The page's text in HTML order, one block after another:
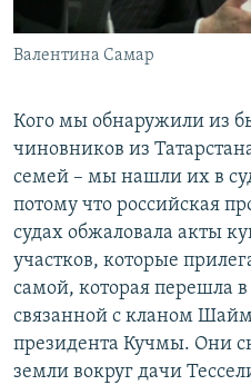
Валентина Самар
Кого мы обнаружили из
чиновников из
семей – мы нашли их в
потому что российская
судах обжаловала акты
участков, которые
самой, которая перешла
связанной с кланом
президента Кучмы. Они
земли вокруг дачи